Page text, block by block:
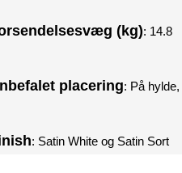
(kg): 14.8
placering: På
: Satin White og Satin Sort